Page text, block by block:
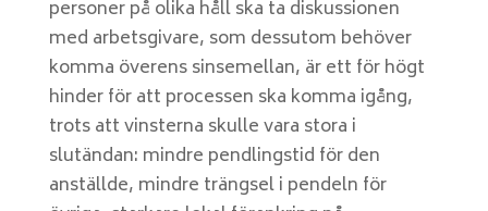
personer på olika håll ska ta diskussionen
med arbetsgivare, som dessutom behöver
komma överens sinsemellan, är ett för högt
hinder för att processen ska komma igång,
trots att vinsterna skulle vara stora i
slutändan: mindre pendlingstid för den
anställde, mindre trängsel i pendeln för